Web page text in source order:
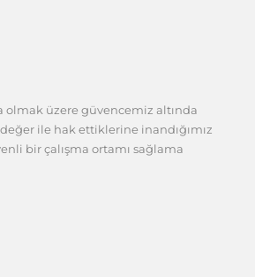
olmak üzere güvencemiz altında
ile hak ettiklerine inandığımız
bir çalışma ortamı sağlama